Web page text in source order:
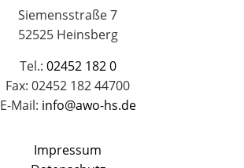
Siemensstraße 7
52525 Heinsberg
Tel.: 02452 182 0
Fax: 02452 182 44700
E-Mail: info@awo-hs.de
Impressum